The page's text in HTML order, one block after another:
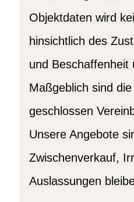
Objektdaten wird
hinsichtlich des
und Beschaffenheit
Maßgeblich sind
geschlossen
Unsere Angebote
Zwischenverkauf,
Auslassungen